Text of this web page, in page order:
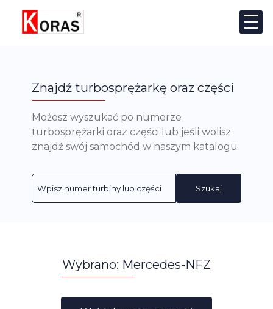
Znajdź turbosprężarkę oraz części
Możesz wyszukać po numerze
turbosprężarki oraz części lub jeśli wolisz
znajdź swój samochód w naszym katalogu
Szukaj
Wybrano: Mercedes-NFZ